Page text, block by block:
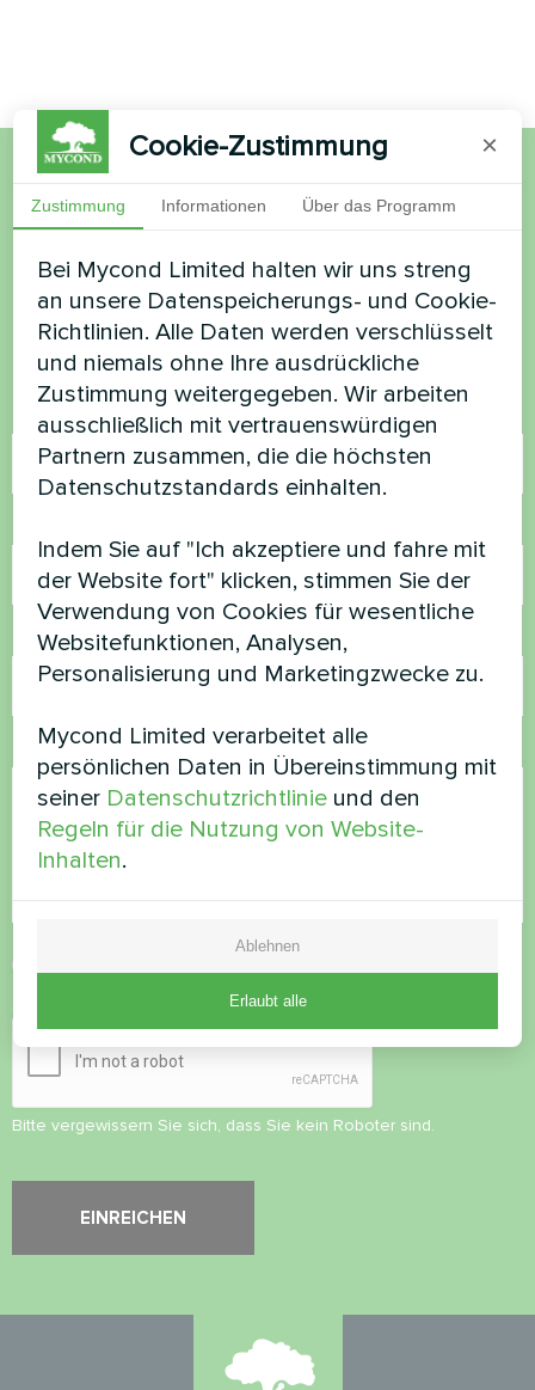
Möchten Sie kaufen oder
haben Sie Fragen?
Kontaktieren Sie uns und wir werden Ihnen
helfen
Name
E-Mail
Kommentar
Bitte vergewissern Sie sich, dass Sie kein Roboter sind.
Cookie-Zustimmung ×
Zustimmung Informationen Über das Programm
Bei Mycond Limited halten wir uns streng
an unsere Datenspeicherungs- und Cookie-
Richtlinien. Alle Daten werden verschlüsselt
und niemals ohne Ihre ausdrückliche
Zustimmung weitergegeben. Wir arbeiten
ausschließlich mit vertrauenswürdigen
Partnern zusammen, die die höchsten
Datenschutzstandards einhalten.
Indem Sie auf "Ich akzeptiere und fahre mit
der Website fort" klicken, stimmen Sie der
Verwendung von Cookies für wesentliche
Websitefunktionen, Analysen,
Personalisierung und Marketingzwecke zu.
Mycond Limited verarbeitet alle
persönlichen Daten in Übereinstimmung mit
seiner Datenschutzrichtlinie und den
Regeln für die Nutzung von Website-
Inhalten.
Ablehnen
Erlaubt alle